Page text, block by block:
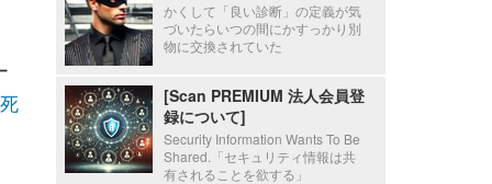
かくして「良い診断」の定義が気
づいたらいつの間にかすっかり別
物に交換されていた
[Scan PREMIUM 法人会員登
録について]
Security Information Wants To Be
Shared.「セキュリティ情報は共
有されることを欲する」